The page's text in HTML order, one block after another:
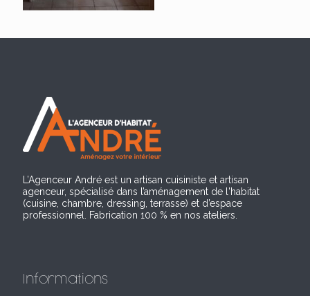
L’Agenceur André est un artisan cuisiniste et artisan
agenceur, spécialisé dans l’aménagement de l'habitat
(cuisine, chambre, dressing, terrasse) et d’espace
professionnel. Fabrication 100 % en nos ateliers.
Informations